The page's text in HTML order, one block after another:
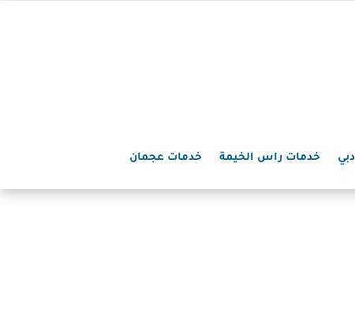
خدمات راس الخيمة خدمات عجمان